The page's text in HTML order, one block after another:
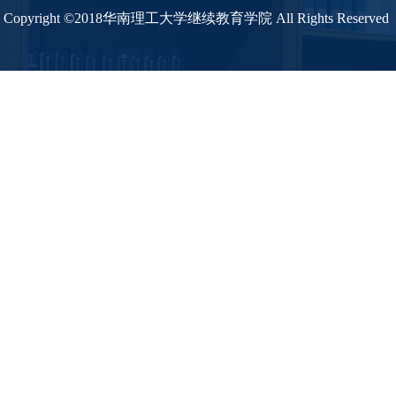
Copyright ©2018华南理工大学继续教育学院 All Rights Reserved